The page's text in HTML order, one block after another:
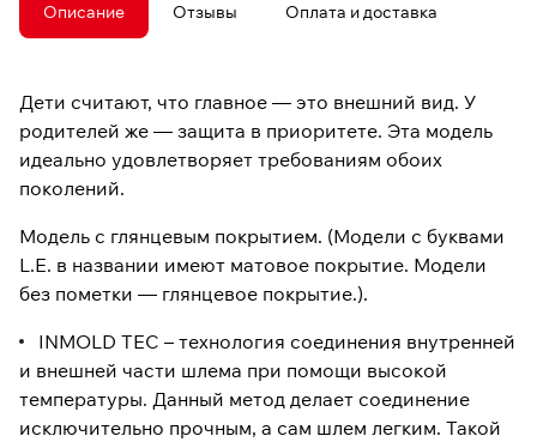
Описание Отзывы Оплата и доставка
Дети считают, что главное — это внешний вид. У
родителей же — защита в приоритете. Эта модель
идеально удовлетворяет требованиям обоих
поколений.
Модель с глянцевым покрытием. (Модели с буквами
L.E. в названии имеют матовое покрытие. Модели
без пометки — глянцевое покрытие.).
INMOLD TEC – технология соединения внутренней
и внешней части шлема при помощи высокой
температуры. Данный метод делает соединение
исключительно прочным, а сам шлем легким. Такой